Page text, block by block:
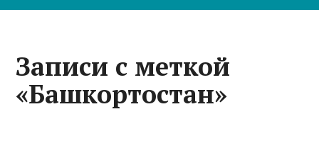
Записи с меткой
«Башкортостан»